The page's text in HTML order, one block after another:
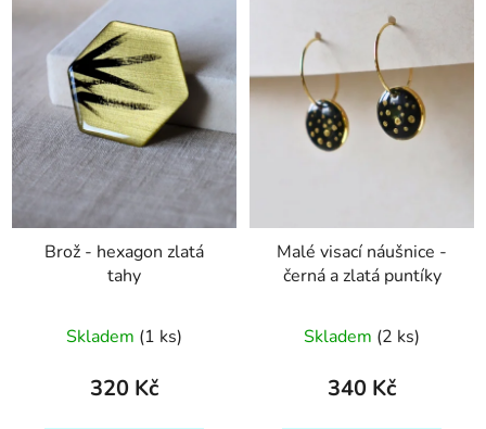
Brož - hexagon zlatá
tahy
Skladem (1 ks)
320 Kč
Malé visací náušnice -
černá a zlatá puntíky
Skladem (2 ks)
340 Kč